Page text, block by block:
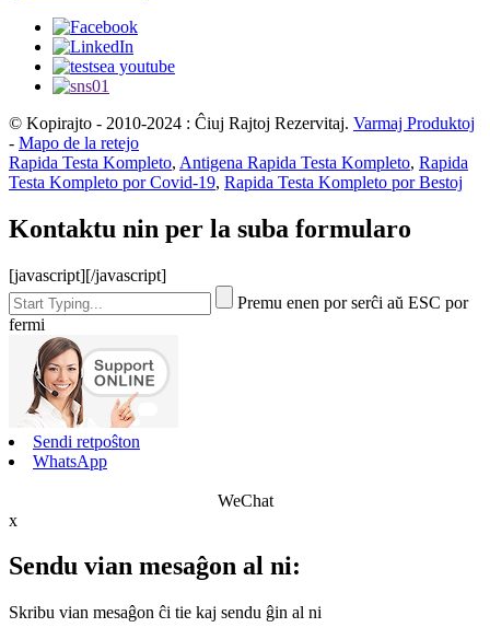
© Kopirajto - 2010-2024 : Ĉiuj Rajtoj Rezervitaj. Varmaj Produktoj
- Mapo de la retejo
Rapida Testa Kompleto, Antigena Rapida Testa Kompleto, Rapida
Testa Kompleto por Covid-19, Rapida Testa Kompleto por Bestoj
Kontaktu nin per la suba formularo
[javascript][/javascript]
Premu enen por serĉi aŭ ESC por
fermi
Sendi retpoŝton
WhatsApp
WeChat
x
Sendu vian mesaĝon al ni:
Skribu vian mesaĝon ĉi tie kaj sendu ĝin al ni